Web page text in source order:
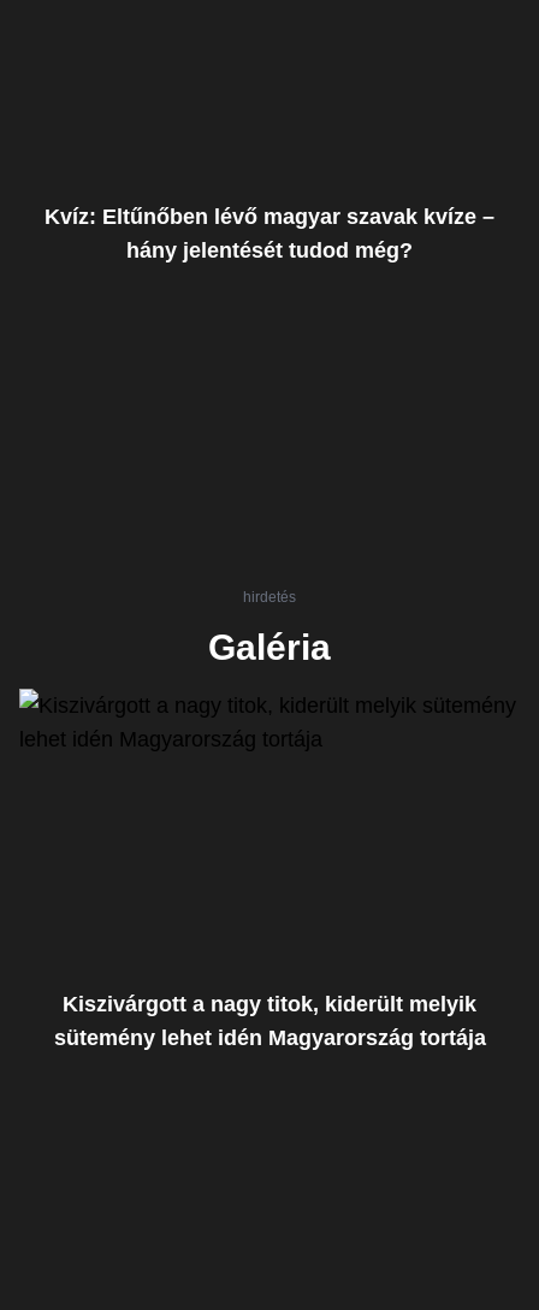
Kvíz: Eltűnőben lévő magyar szavak kvíze –
hány jelentését tudod még?
hirdetés
Galéria
Kiszivárgott a nagy titok, kiderült melyik
sütemény lehet idén Magyarország tortája